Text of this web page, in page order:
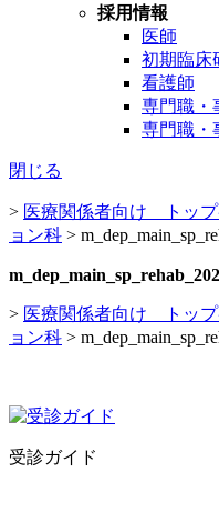
採用情報
医師
初期臨床
看護師
専門職・
専門職・
閉じる
> 医療関係者向け トップ
ョン科 >
> 医療関係者向け トップ
ョン科 >
受診ガイド